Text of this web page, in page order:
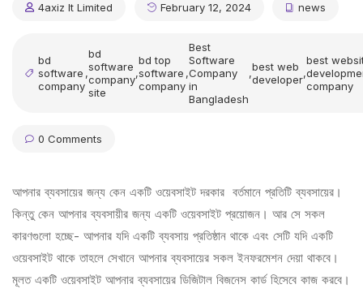
4axiz It Limited February 12, 2024 news
bd
software
company
,
bd
software
company
site
,
bd top
software
company
,
Best
Software
Company
in
Bangladesh
,best web
developer,
best
company
0 Comments
আপনার ব্যবসায়ের জন্য কেন একটি ওয়েবসাইট দরকার বর্তমানে প্রতিটি ব্যবসায়ের।
কিন্তু কেন আপনার ব্যবসায়ীর জন্য একটি ওয়েবসাইট প্রয়োজন। আর সে সকল
কারণগুলো হচ্ছে- আপনার যদি একটি ব্যবসায় প্রতিষ্ঠান থাকে এবং সেটি যদি একটি
ওয়েবসাইট থাকে তাহলে সেখানে আপনার ব্যবসায়ের সকল ইনফরমেশন দেয়া থাকবে।
মূলত একটি ওয়েবসাইট আপনার ব্যবসায়ের ডিজিটাল বিজনেস কার্ড হিসেবে কাজ করবে।